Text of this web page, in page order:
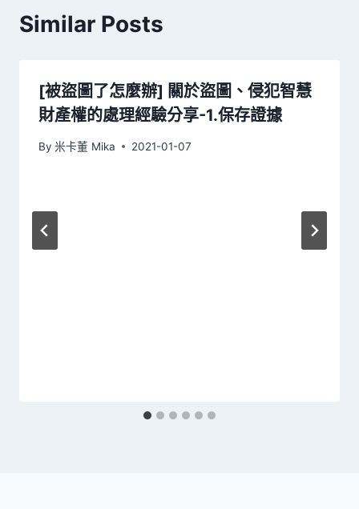
Similar Posts
[被盜圖了怎麼辦] 關於盜圖、侵犯智慧
財產權的處理經驗分享-1.保存證據
By 米卡董 Mika 2021-01-07